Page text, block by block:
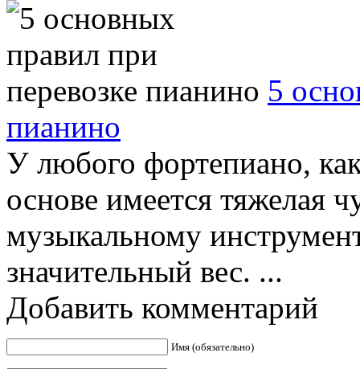
5
пианино
У любого фортепиано,
основе имеется тяжелая
музыкальному
значительный вес. ...
Добавить комментарий
Имя (обязательно)